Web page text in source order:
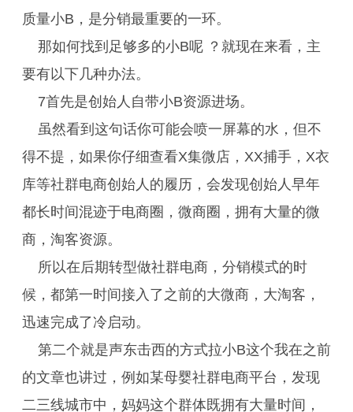
质量小B，是分销最重要的一环。
那如何找到足够多的小B呢 ？就现在来看，主
要有以下几种办法。
7首先是创始人自带小B资源进场。
虽然看到这句话你可能会喷一屏幕的水，但不
得不提，如果你仔细查看X集微店，XX捕手，X衣
库等社群电商创始人的履历，会发现创始人早年
都长时间混迹于电商圈，微商圈，拥有大量的微
商，淘客资源。
所以在后期转型做社群电商，分销模式的时
候，都第一时间接入了之前的大微商，大淘客，
迅速完成了冷启动。
第二个就是声东击西的方式拉小B这个我在之前
的文章也讲过，例如某母婴社群电商平台，发现
二三线城市中，妈妈这个群体既拥有大量时间，